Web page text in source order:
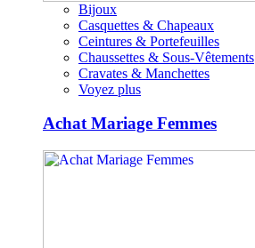
Bijoux
Casquettes & Chapeaux
Ceintures & Portefeuilles
Chaussettes & Sous-Vêtements
Cravates & Manchettes
Voyez plus
Achat Mariage Femmes